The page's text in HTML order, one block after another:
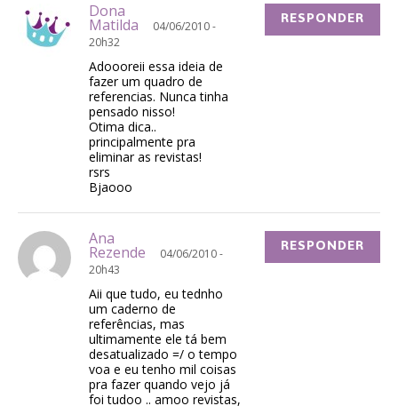
Dona
Matilda
04/06/2010 -
20h32
Adoooreii essa ideia de
fazer um quadro de
referencias. Nunca tinha
pensado nisso!
Otima dica..
principalmente pra
eliminar as revistas!
rsrs
Bjaooo
RESPONDER
Ana
Rezende
04/06/2010 -
20h43
Aii que tudo, eu tednho
um caderno de
referências, mas
ultimamente ele tá bem
desatualizado =/ o tempo
voa e eu tenho mil coisas
pra fazer quando vejo já
foi tudoo .. amoo revistas,
RESPONDER